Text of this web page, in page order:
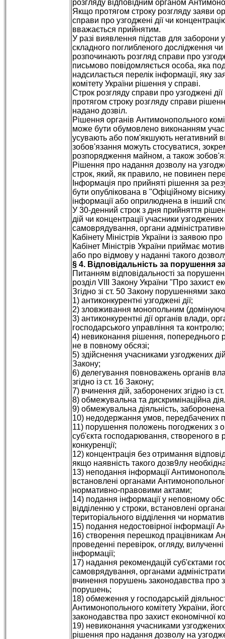
розгляду відповідним органом
Якщо протягом строку розгляду заяви
справи про узгоджені дії чи
вважається прийнятим.
У разі виявлення підстав для заборони
складного поглибленого дослідження
розпочинають розгляд справи про
письмово повідомляється особа, яка
надсилається перелік інформації, яку
комітету України рішення у справі.
Строк розгляду справи про узгоджені
протягом строку розгляду справи
надано дозвіл.
Рішення органів Антимонопольного
може бути обумовлено виконанням
усувають або пом'якшують негативний
зобов'язання можуть стосуватися,
розпорядження майном, а також
Рішення про надання дозволу на
строк, який, як правило, не повинен
Інформація про прийняті рішення за
бути опублікована в "Офіційному
інформації або оприлюднена в інший
У 30-денний строк з дня прийняття
дій чи концентрації учасники
самоврядування, органи
Кабінету Міністрів України із заявою
Кабінет Міністрів України приймає
або про відмову у наданні такого
§ 4. Відповідальність за порушення
Питанням відповідальності за
розділ VIII Закону України "Про захист
Згідно зі ст. 50 Закону порушеннями
1) антиконкурентні узгоджені дії;
2) зловживання монопольним
3) антиконкурентні дії органів влади,
господарського управління та контролю;
4) невиконання рішення, попереднього
не в повному обсязі;
5) здійснення учасниками узгоджених
Закону;
6) делегування повноважень органів
згідно із ст. 16 Закону;
7) вчинення дій, заборонених згідно із
8) обмежувальна та дискримінаційна
9) обмежувальна діяльність, заборонена
10) недодержання умов, передбачених
11) порушення положень погоджених з
суб'єкта господарювання, створеного в
конкуренції;
12) концентрація без отримання
якщо наявність такого дозв9лу
13) неподання інформації
встановлені органами
нормативно-правовими актами;
14) подання інформації у неповному
відділенню у строки, встановлені
територіального відділення чи
15) подання недостовірної інформації
16) створення перешкод працівникам
проведенні перевірок, огляду,
інформації;
17) надання рекомендацій суб'єктами
самоврядування, органами
вчинення порушень законодавства про
порушень;
18) обмеження у господарській
Антимонопольного комітету України,
законодавства про захист економічної
19) невиконання учасниками
рішення про надання дозволу на